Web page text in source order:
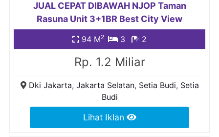
JUAL CEPAT DIBAWAH NJOP Taman
Rasuna Unit 3+1BR Best City View
94 M2 3 2
Rp. 1.2 Miliar
Dki Jakarta, Jakarta Selatan, Setia Budi, Setia
Budi
Lihat Iklan